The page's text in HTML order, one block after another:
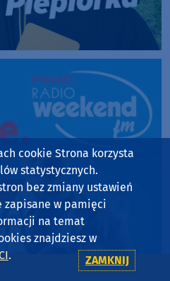
cookie Strona korzysta
statystycznych.
bez zmiany ustawień
zapisane w pamięci
na temat
znajdziesz w
. ZAMKNIJ